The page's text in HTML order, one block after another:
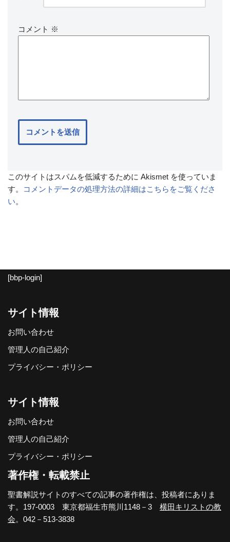
コメント ※
このサイトはスパムを低減するために Akismet を使っていま
す。
コメントデータの処理方法の詳細はこちらをご覧くださ
い。
[bbp-login]
サイト情報
お問い合わせ
管理人の自己紹介
プライバシー・ポリシー
サイト情報
お問い合わせ
管理人の自己紹介
プライバシー・ポリシー
著作権・転載禁止
聖書解説サイトのすべての記事の著作権は、投稿者にありま
す。197-0003 東京都福生市熊川1148－3 横田キリストの教
会。042－513-3838